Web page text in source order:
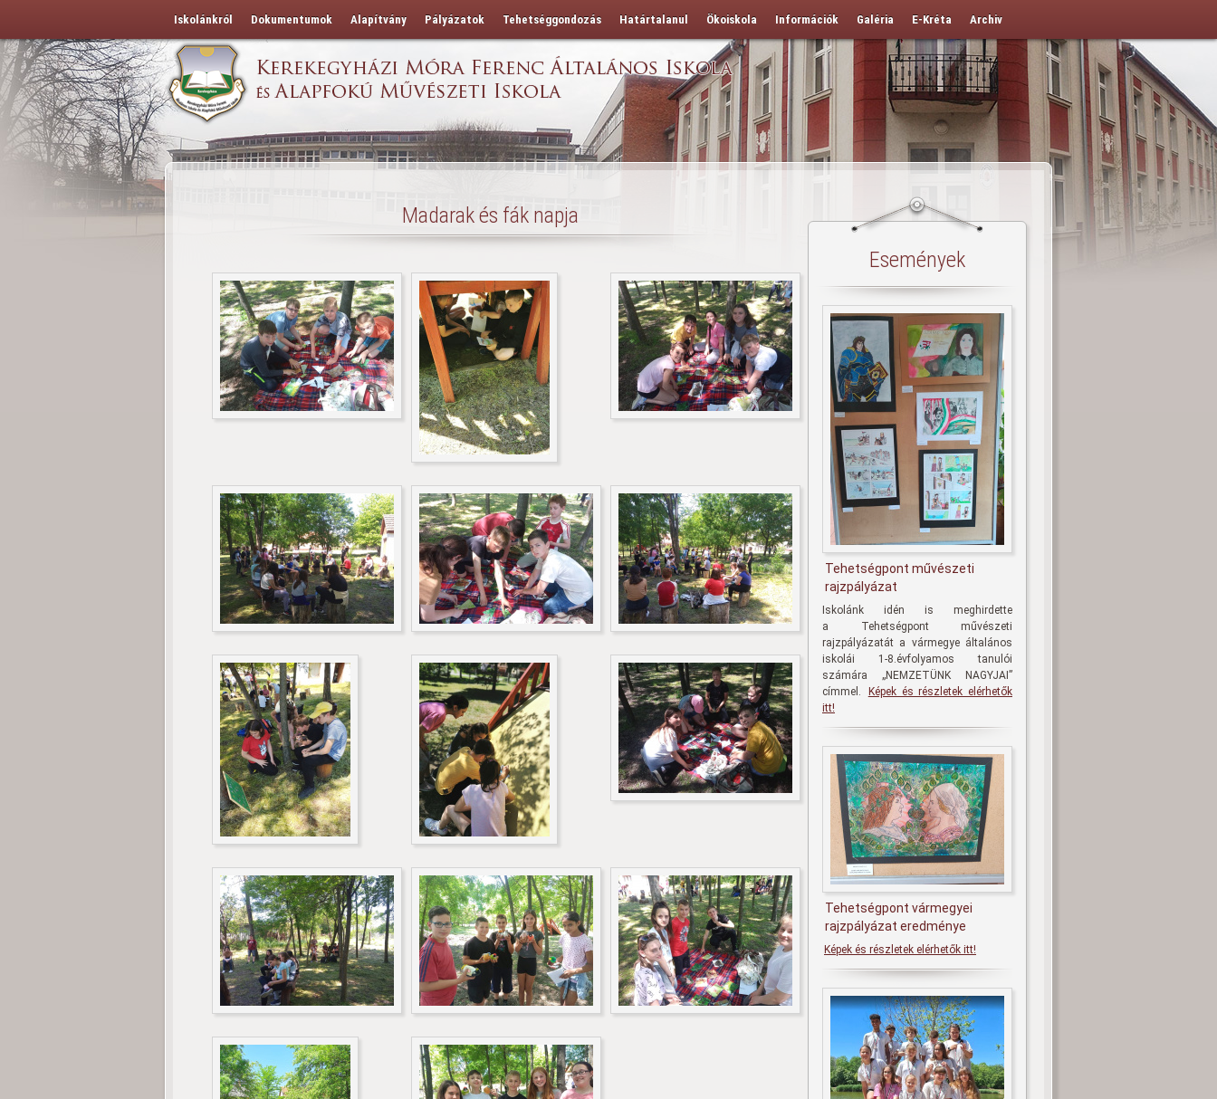
Iskolánkról Dokumentumok Alapítvány Pályázatok Tehetséggondozás Határtalanul Ökoiskola Információk Galéria E-Kréta Archiv
Madarak és fák napja
Események
Tehetségpont művészeti
rajzpályázat
Iskolánk idén is meghirdette
a
Tehetségpont művészeti
rajzpályázatát a vármegye általános
iskolái 1-8.évfolyamos tanulói
számára „NEMZETÜNK NAGYJAI ”
címmel.
Képek és részletek elérhetők
itt!
Tehetségpont vármegyei
rajzpályázat eredménye
Képek és részletek elérhetők itt!